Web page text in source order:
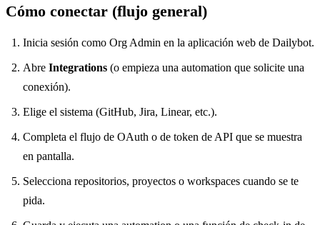
Cómo conectar (flujo general)
Inicia sesión como Org Admin en la aplicación web de Dailybot.
Abre Integrations (o empieza una automation que solicite una
conexión).
Elige el sistema (GitHub, Jira, Linear, etc.).
Completa el flujo de OAuth o de token de API que se muestra
en pantalla.
Selecciona repositorios, proyectos o workspaces cuando se te
pida.